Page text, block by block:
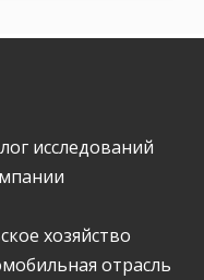
исследований
хозяйство
отрасль